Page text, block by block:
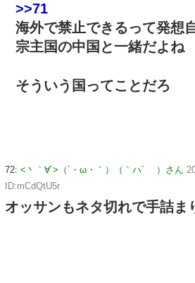
>>71
海外で禁止できるって発想
宗主国の中国と一緒だよね
そういう国ってことだろ
72: <丶｀∀´>（´・ω・｀）（｀ハ´ ）さん
ID:mCdQtU5r
オッサンもネタ切れで手詰ま